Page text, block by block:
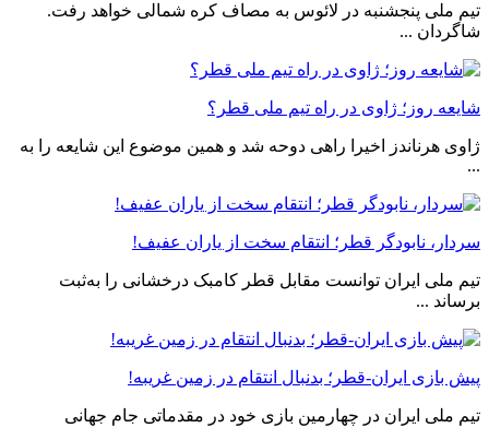
تیم ملی پنجشنبه در لائوس به مصاف کره شمالی خواهد رفت.
شاگردان ...
شایعه روز؛ ژاوی در راه تیم ملی قطر؟
ژاوی هرناندز اخیرا راهی دوحه شد و همین موضوع این شایعه را به
...
سردار، نابودگر قطر؛ انتقام سخت از یاران عفیف!
تیم ملی ایران توانست مقابل قطر کامبک درخشانی را به‌ثبت
برساند ...
پیش بازی ایران-قطر؛ بدنبال انتقام در زمین غریبه!
تیم ملی ایران در چهارمین بازی خود در مقدماتی جام جهانی